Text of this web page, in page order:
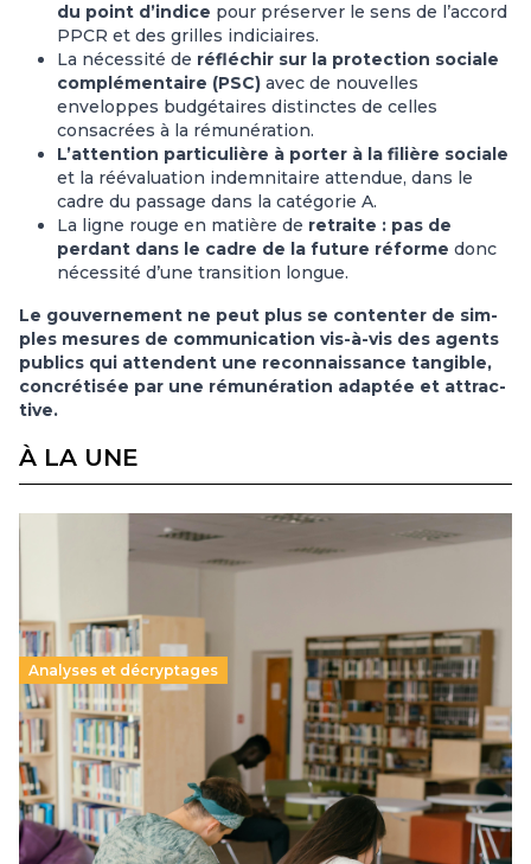
du point d’indice pour préserver le sens de l’accord
PPCR et des grilles indiciaires.
La nécessité de réfléchir sur la protection sociale
complémentaire (PSC) avec de nouvelles
enveloppes budgétaires distinctes de celles
consacrées à la rémunération.
L’attention particulière à porter à la filière sociale
et la réévaluation indemnitaire attendue, dans le
cadre du passage dans la catégorie A.
La ligne rouge en matière de retraite : pas de
perdant dans le cadre de la future réforme donc
nécessité d’une transition longue.
Le gou­ver­ne­ment ne peut plus se conten­ter de sim­
ples mesu­res de com­mu­ni­ca­tion vis-à-vis des agents
publics qui atten­dent une reconnais­sance tan­gi­ble,
concré­ti­sée par une rému­né­ra­tion adap­tée et attrac­
tive.
À LA UNE
Analyses et décryptages
Supérieur privé : une dérive qui met à mal la
promesse républicaine
11 juillet 2026-
Le projet de loi sur la régulation de l’enseignement
supérieur privé met en lumière l’amplification d’un système